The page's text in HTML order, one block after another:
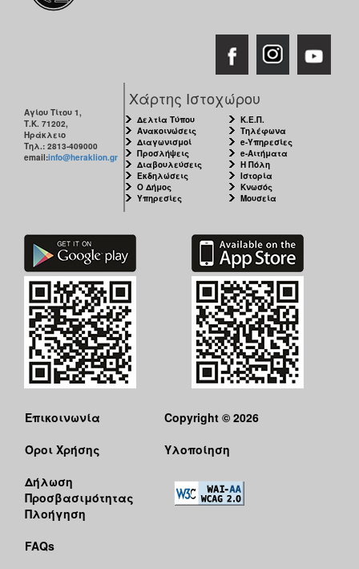
ΔΗΜΟΣ
ΠΟΛΙΤΙΣΜΟΣ
Αγίου Τίτου 1,
Τ.Κ. 71202,
Ηράκλειο
Τηλ.: 2813-409000
email:info@heraklion.gr
Χάρτης Ιστοχώρου
Δελτία Τύπου
Ανακοινώσεις
Διαγωνισμοί
Προσλήψεις
Διαβουλεύσεις
Εκδηλώσεις
Ο Δήμος
Υπηρεσίες
Κ.Ε.Π.
Τηλέφωνα
e-Υπηρεσίες
e-Αιτήματα
Η Πόλη
Ιστορία
Κνωσός
Μουσεία
Επικοινωνία
Όροι Χρήσης
Δήλωση
Προσβασιμότητας
Πλοήγηση
FAQs
Copyright © 2026
Υλοποίηση